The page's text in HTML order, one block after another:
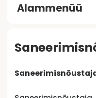
Alammenüü